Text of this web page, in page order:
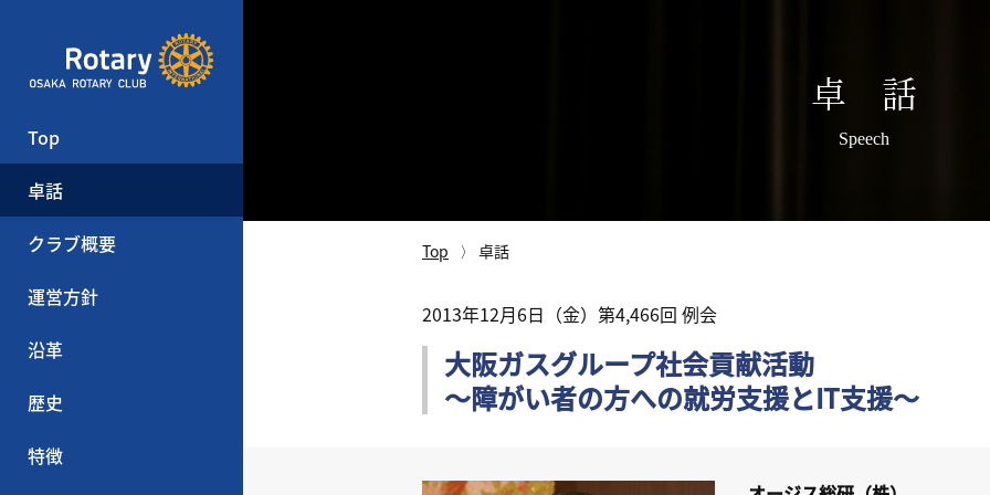
Top
卓話
クラブ概要
運営方針
沿革
歴史
特徴
卓 話
Speech
Top 卓話
2013年12月6日（金）第4,466回 例会
大阪ガスグループ社会貢献活動
～障がい者の方への就労支援とIT支援～